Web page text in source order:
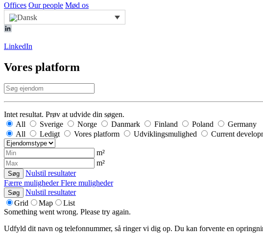
Offices Our people Mød os
LinkedIn
Vores platform
Intet resultat. Prøv at udvide din søgen.
All
Sverige Norge Danmark Finland Poland
Germany
All
Ledigt Vores platform Udviklingsmulighed Current
m²
m²
Søg
Nulstil resultater
Færre mulighederFlere muligheder
Søg
Nulstil resultater
Grid
Map
List
Something went wrong. Please try again.
Udfyld dit navn og telefonnummer, så ringer vi dig op. Du kan forvente en